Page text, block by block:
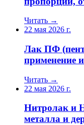
Читать →
22 мая 2026 г.
Лак ПФ
применение
Читать →
22 мая 2026 г.
Нитролак и
металла и